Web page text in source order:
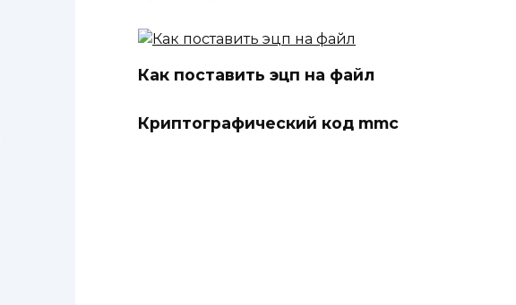
Как поставить эцп на файл
Криптографический код mmc